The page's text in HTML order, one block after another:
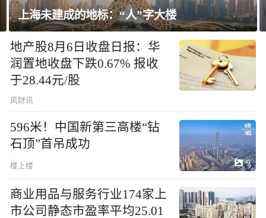
上海未建成的地标：“人”字大楼
地产股8月6日收盘日报：华
润置地收盘下跌0.67% 报收
于28.44元/股
风财讯
596米！中国新第三高楼“钻
石顶”首吊成功
楼上楼 9
商业用品与服务行业174家上
市公司静态市盈率平均25.01